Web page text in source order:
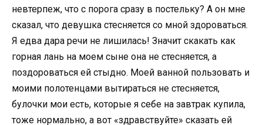
невтерпеж, что с порога сразу в постельку? А он мне
сказал, что девушка стесняется со мной здороваться.
Я едва дара речи не лишилась! Значит скакать как
горная лань на моем сыне она не стесняется, а
поздороваться ей стыдно. Моей ванной пользовать и
моими полотенцами вытираться не стесняется,
булочки мои есть, которые я себе на завтрак купила,
тоже нормально, а вот «здравствуйте» сказать ей